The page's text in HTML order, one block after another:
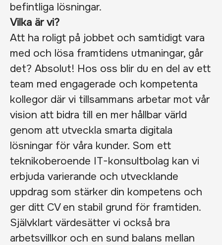
befintliga lösningar.
Vilka är vi?
Att ha roligt på jobbet och samtidigt vara
med och lösa framtidens utmaningar, går
det? Absolut! Hos oss blir du en del av ett
team med engagerade och kompetenta
kollegor där vi tillsammans arbetar mot vår
vision att bidra till en mer hållbar värld
genom att utveckla smarta digitala
lösningar för våra kunder. Som ett
teknikoberoende IT-konsultbolag kan vi
erbjuda varierande och utvecklande
uppdrag som stärker din kompetens och
ger ditt CV en stabil grund för framtiden.
Självklart värdesätter vi också bra
arbetsvillkor och en sund balans mellan